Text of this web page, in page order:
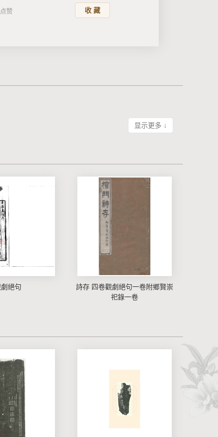
收 藏
点赞
显示更多 ↓
絕句
詩存 四卷觀劇絕句一卷附鄉賢崇
祀錄一卷